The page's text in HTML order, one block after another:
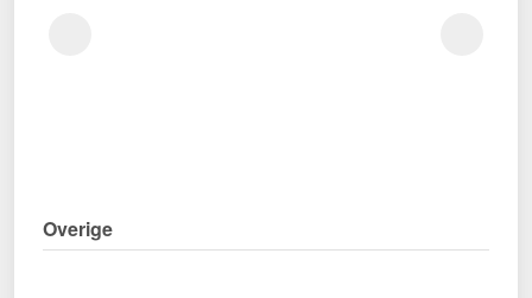
Overige